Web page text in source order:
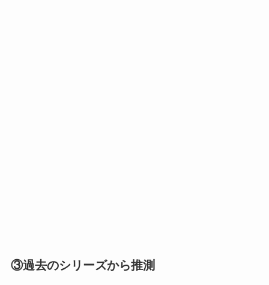
③過去のシリーズから推測